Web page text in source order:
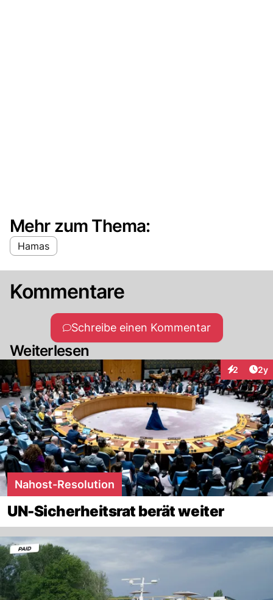
Mehr zum Thema:
Hamas
Kommentare
Schreibe einen Kommentar
Weiterlesen
2 2y
Nahost-Resolution
UN-Sicherheitsrat berät weiter